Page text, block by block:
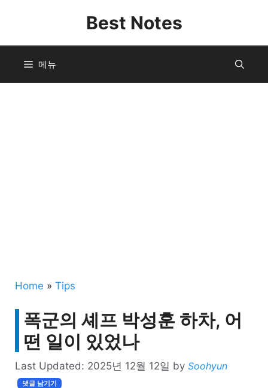
너
Best Notes
메뉴
Home » Tips
폭군의 셰프 박성훈 하차, 어
떤 일이 있었나
Last Updated: 2025년 12월 12일 by Soohyun
댓글 남기기